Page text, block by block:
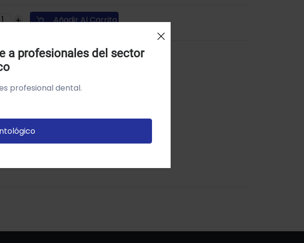
Añadir Al Carrito
para analizar el
perfil elaborado a
a profesionales del sector
profesional dental.